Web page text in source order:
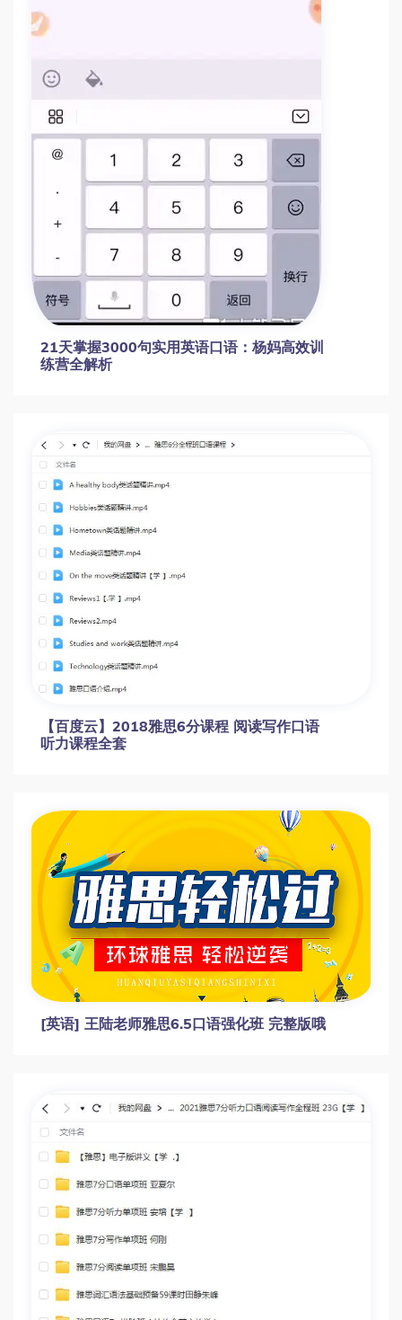
21天掌握3000句实用英语口语：杨妈高效训
练营全解析
【百度云】2018雅思6分课程 阅读写作口语
听力课程全套
[英语] 王陆老师雅思6.5口语强化班 完整版哦